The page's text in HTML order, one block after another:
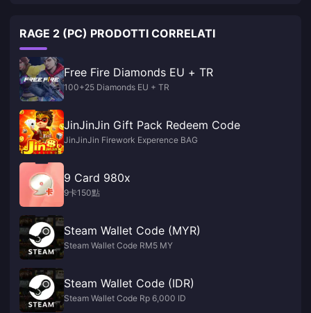
RAGE 2 (PC) PRODOTTI CORRELATI
Free Fire Diamonds EU + TR
100+25 Diamonds EU + TR
JinJinJin Gift Pack Redeem Code
JinJinJin Firework Experence BAG
9 Card 980x
9卡150點
Steam Wallet Code (MYR)
Steam Wallet Code RM5 MY
Steam Wallet Code (IDR)
Steam Wallet Code Rp 6,000 ID